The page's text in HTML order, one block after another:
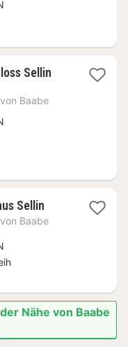
Sellin1
Baabe
Sellin1
Nacht
Baabe
Nähe von Baabe